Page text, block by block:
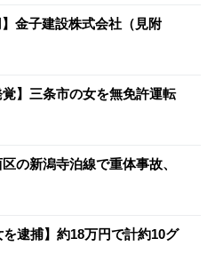
】金子建設株式会社（見附
覚】三条市の女を無免許運転
の新潟寺泊線で重体事故、
を逮捕】約18万円で計約10グ